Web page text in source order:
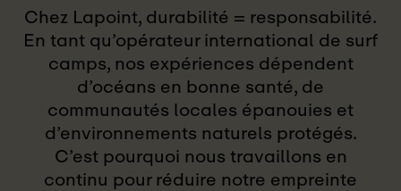
Chez Lapoint, durabilité = responsabilité.
En tant qu’opérateur international de surf
camps, nos expériences dépendent
d’océans en bonne santé, de
communautés locales épanouies et
d’environnements naturels protégés.
C’est pourquoi nous travaillons en
continu pour réduire notre empreinte